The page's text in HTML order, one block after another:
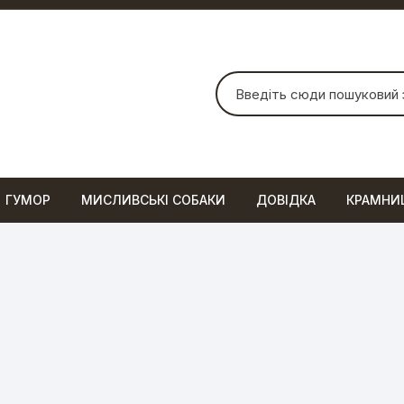
Шукати:
ГУМОР МИСЛИВСЬКІ СОБАКИ ДОВІДКА